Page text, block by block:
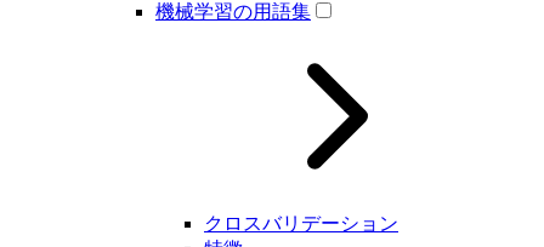
機械学習の用語集
クロスバリデーション